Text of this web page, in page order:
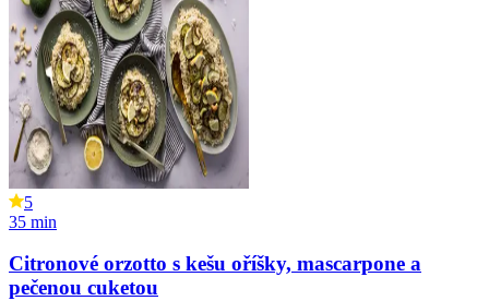
5
35 min
Citronové orzotto s kešu oříšky, mascarpone a
pečenou cuketou